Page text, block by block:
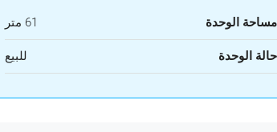
مساحة الوحدة 61 متر
حالة الوحدة للبيع